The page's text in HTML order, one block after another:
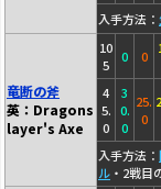
入手方法：
竜断の斧
英：Dragons
layer's Axe
10
5
0 0
4
5.
0
3
0.
0
25.
0
入手方法：
ル ・2戦目